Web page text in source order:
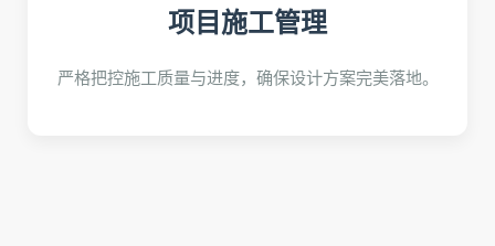
项目施工管理
严格把控施工质量与进度，确保设计方案完美落地。